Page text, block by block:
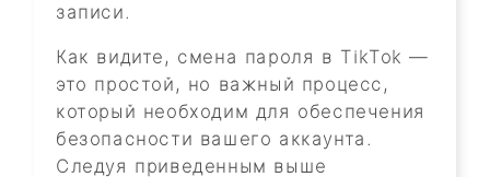
записи.
Как видите, смена пароля в TikTok —
это простой, но важный процесс,
который необходим для обеспечения
безопасности вашего аккаунта.
Следуя приведенным выше